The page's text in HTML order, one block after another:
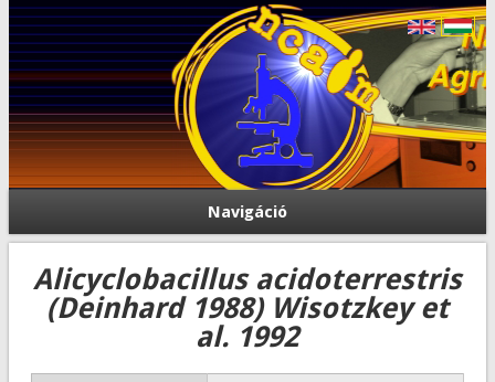
Navigáció
Alicyclobacillus acidoterrestris
(Deinhard 1988) Wisotzkey et
al. 1992